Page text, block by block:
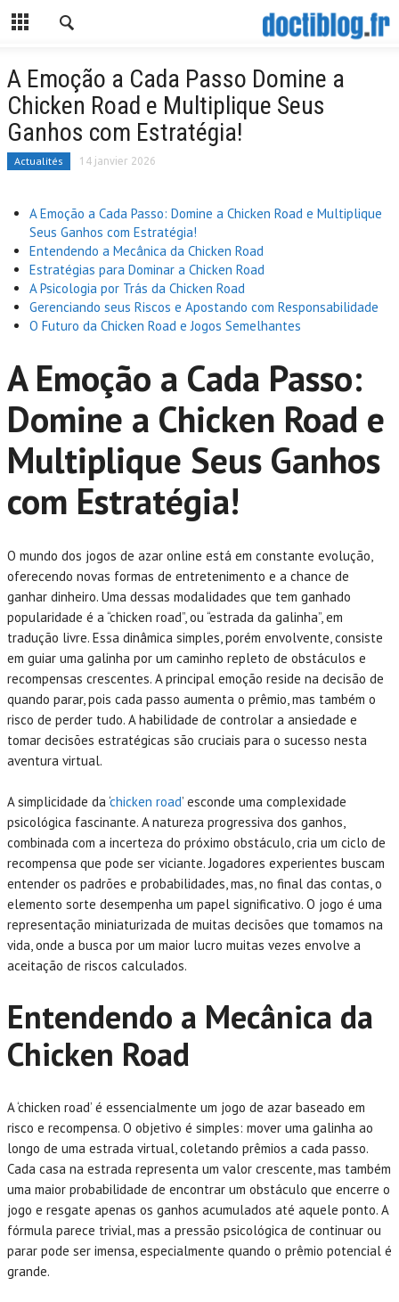
A Emoção a Cada Passo Domine a
Chicken Road e Multiplique Seus
Ganhos com Estratégia!
Actualités 14 janvier 2026
A Emoção a Cada Passo: Domine a Chicken Road e Multiplique
Seus Ganhos com Estratégia!
Entendendo a Mecânica da Chicken Road
Estratégias para Dominar a Chicken Road
A Psicologia por Trás da Chicken Road
Gerenciando seus Riscos e Apostando com Responsabilidade
O Futuro da Chicken Road e Jogos Semelhantes
A Emoção a Cada Passo:
Domine a Chicken Road e
Multiplique Seus Ganhos
com Estratégia!
O mundo dos jogos de azar online está em constante evolução,
oferecendo novas formas de entretenimento e a chance de
ganhar dinheiro. Uma dessas modalidades que tem ganhado
popularidade é a “chicken road”, ou “estrada da galinha”, em
tradução livre. Essa dinâmica simples, porém envolvente, consiste
em guiar uma galinha por um caminho repleto de obstáculos e
recompensas crescentes. A principal emoção reside na decisão de
quando parar, pois cada passo aumenta o prêmio, mas também o
risco de perder tudo. A habilidade de controlar a ansiedade e
tomar decisões estratégicas são cruciais para o sucesso nesta
aventura virtual.
A simplicidade da ‘chicken road’ esconde uma complexidade
psicológica fascinante. A natureza progressiva dos ganhos,
combinada com a incerteza do próximo obstáculo, cria um ciclo de
recompensa que pode ser viciante. Jogadores experientes buscam
entender os padrões e probabilidades, mas, no final das contas, o
elemento sorte desempenha um papel significativo. O jogo é uma
representação miniaturizada de muitas decisões que tomamos na
vida, onde a busca por um maior lucro muitas vezes envolve a
aceitação de riscos calculados.
Entendendo a Mecânica da
Chicken Road
A ‘chicken road’ é essencialmente um jogo de azar baseado em
risco e recompensa. O objetivo é simples: mover uma galinha ao
longo de uma estrada virtual, coletando prêmios a cada passo.
Cada casa na estrada representa um valor crescente, mas também
uma maior probabilidade de encontrar um obstáculo que encerre o
jogo e resgate apenas os ganhos acumulados até aquele ponto. A
fórmula parece trivial, mas a pressão psicológica de continuar ou
parar pode ser imensa, especialmente quando o prêmio potencial é
grande.